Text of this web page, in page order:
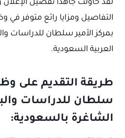
لقد حاولت جاهدا تفصيل
التفاصيل ومزايا رائع متوفر في
بمركز الأمير سلطان للدراسات
العربية السعودية.
طريقة التقديم على
سلطان للدراسات
الشاغرة بالسعودية: